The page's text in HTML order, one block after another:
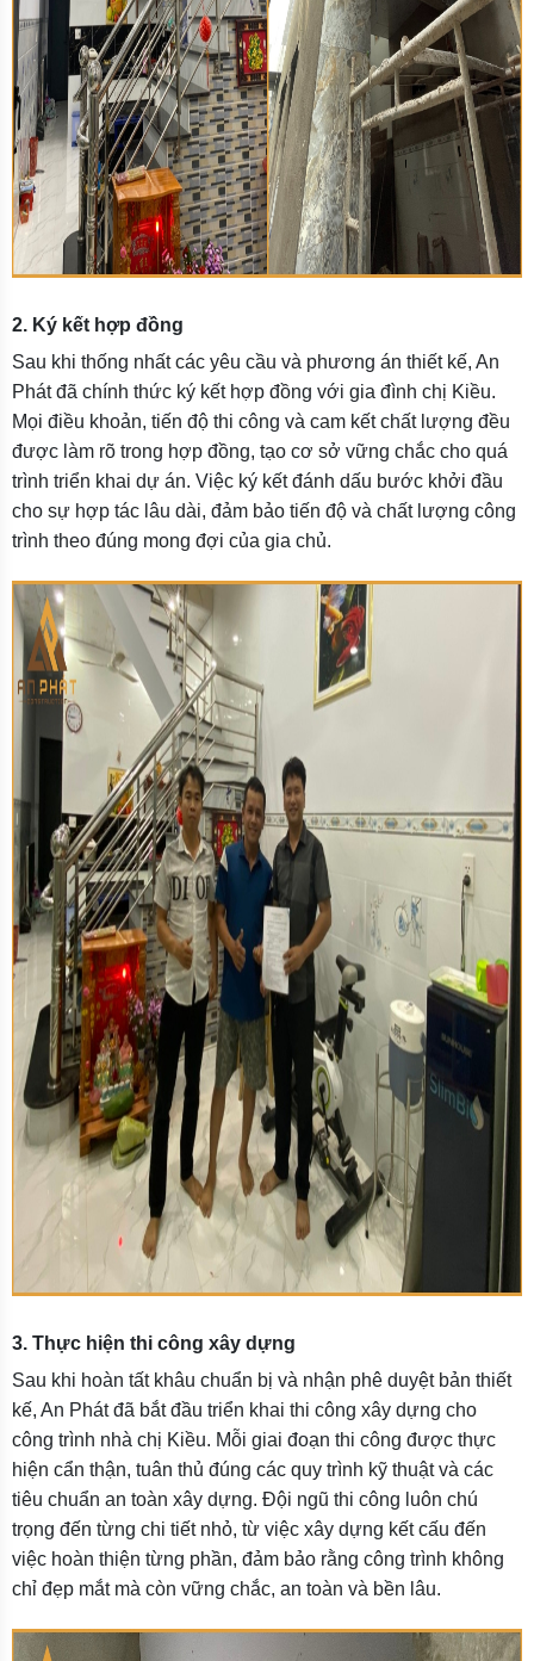
2. Ký kết hợp đồng
Sau khi thống nhất các yêu cầu và phương án thiết kế, An
Phát đã chính thức ký kết hợp đồng với gia đình chị Kiều.
Mọi điều khoản, tiến độ thi công và cam kết chất lượng đều
được làm rõ trong hợp đồng, tạo cơ sở vững chắc cho quá
trình triển khai dự án. Việc ký kết đánh dấu bước khởi đầu
cho sự hợp tác lâu dài, đảm bảo tiến độ và chất lượng công
trình theo đúng mong đợi của gia chủ.
3. Thực hiện thi công xây dựng
Sau khi hoàn tất khâu chuẩn bị và nhận phê duyệt bản thiết
kế, An Phát đã bắt đầu triển khai thi công xây dựng cho
công trình nhà chị Kiều. Mỗi giai đoạn thi công được thực
hiện cẩn thận, tuân thủ đúng các quy trình kỹ thuật và các
tiêu chuẩn an toàn xây dựng. Đội ngũ thi công luôn chú
trọng đến từng chi tiết nhỏ, từ việc xây dựng kết cấu đến
việc hoàn thiện từng phần, đảm bảo rằng công trình không
chỉ đẹp mắt mà còn vững chắc, an toàn và bền lâu.